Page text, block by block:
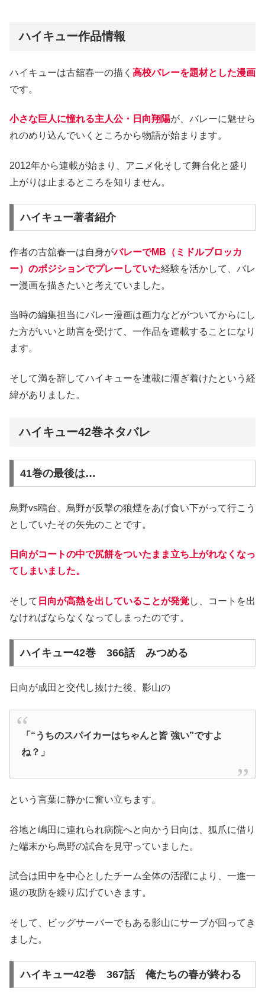
ハイキュー作品情報
ハイキューは古舘春一の描く 高校バレーを題材とした漫画
です。
小さな巨人に憧れる主人公・日向翔陽が、バレーに魅せら
れのめり込んでいくところから物語が始まります。
2012年から連載が始まり、アニメ化そして舞台化と盛り
上がりは止まるところを知りません。
ハイキュー著者紹介
作者の古舘春一は自身がバレーでMB（ミドルブロッカ
ー）のポジションでプレーしていた経験を活かして、バレ
ー漫画を描きたいと考えていました。
当時の編集担当にバレー漫画は画力などがついてからにし
た方がいいと助言を受けて、一作品を連載することになり
ます。
そして満を辞してハイキューを連載に漕ぎ着けたという経
緯がありました。
ハイキュー42巻ネタバレ
41巻の最後は…
烏野vs鴎台、烏野が反撃の狼煙をあげ食い下がって行こう
としていたその矢先のことです。
日向がコートの中で尻餅をついたまま立ち上がれなくなっ
てしまいました。
そして 日向が高熱を出していることが発覚し、コートを出
なければならなくなってしまったのです。
ハイキュー42巻 366話 みつめる
日向が成田と交代し抜けた後、影山の
「“うちのスパイカーはちゃんと皆 強い”ですよ
ね？」
という言葉に静かに奮い立ちます。
谷地と嶋田に連れられ病院へと向かう日向は、狐爪に借り
た端末から烏野の試合を見守っていました。
試合は田中を中心としたチーム全体の活躍により、一進一
退の攻防を繰り広げていきます。
そして、ビッグサーバーでもある影山にサーブが回ってき
ました。
ハイキュー42巻 367話 俺たちの春が終わる